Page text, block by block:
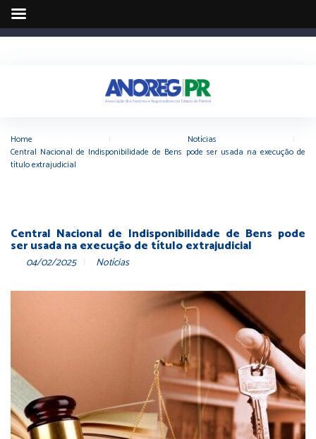
Home Notícias
Central Nacional de Indisponibilidade de Bens pode ser usada na execução de
título extrajudicial
Central Nacional de Indisponibilidade de Bens pode
ser usada na execução de título extrajudicial
04/02/2025 Notícias